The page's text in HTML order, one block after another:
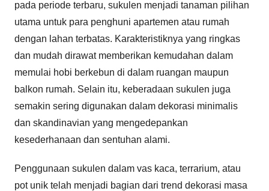
pada periode terbaru, sukulen menjadi tanaman pilihan
utama untuk para penghuni apartemen atau rumah
dengan lahan terbatas. Karakteristiknya yang ringkas
dan mudah dirawat memberikan kemudahan dalam
memulai hobi berkebun di dalam ruangan maupun
balkon rumah. Selain itu, keberadaan sukulen juga
semakin sering digunakan dalam dekorasi minimalis
dan skandinavian yang mengedepankan
kesederhanaan dan sentuhan alami.
Penggunaan sukulen dalam vas kaca, terrarium, atau
pot unik telah menjadi bagian dari trend dekorasi masa